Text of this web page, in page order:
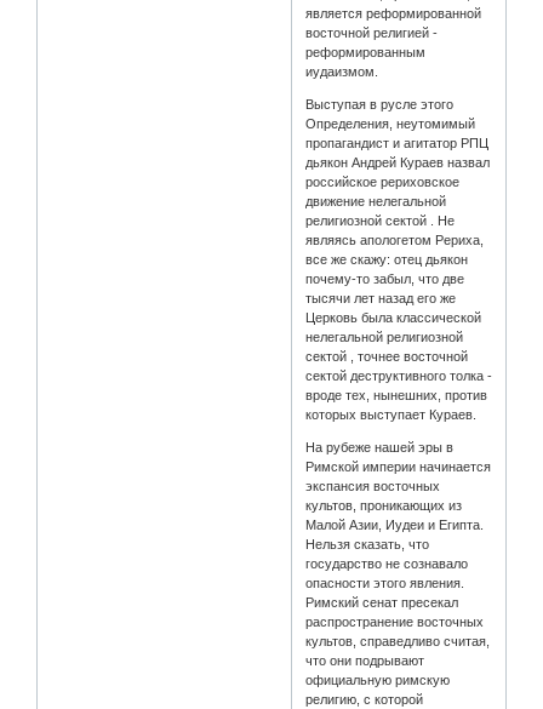
является реформированной
восточной религией -
реформированным
иудаизмом.
Выступая в русле этого
Определения, неутомимый
пропагандист и агитатор РПЦ
дьякон Андрей Кураев назвал
российское рериховское
движение нелегальной
религиозной сектой . Не
являясь апологетом Рериха,
все же скажу: отец дьякон
почему-то забыл, что две
тысячи лет назад его же
Церковь была классической
нелегальной религиозной
сектой , точнее восточной
сектой деструктивного толка -
вроде тех, нынешних, против
которых выступает Кураев.
На рубеже нашей эры в
Римской империи начинается
экспансия восточных
культов, проникающих из
Малой Азии, Иудеи и Египта.
Нельзя сказать, что
государство не сознавало
опасности этого явления.
Римский сенат пресекал
распространение восточных
культов, справедливо считая,
что они подрывают
официальную римскую
религию, с которой